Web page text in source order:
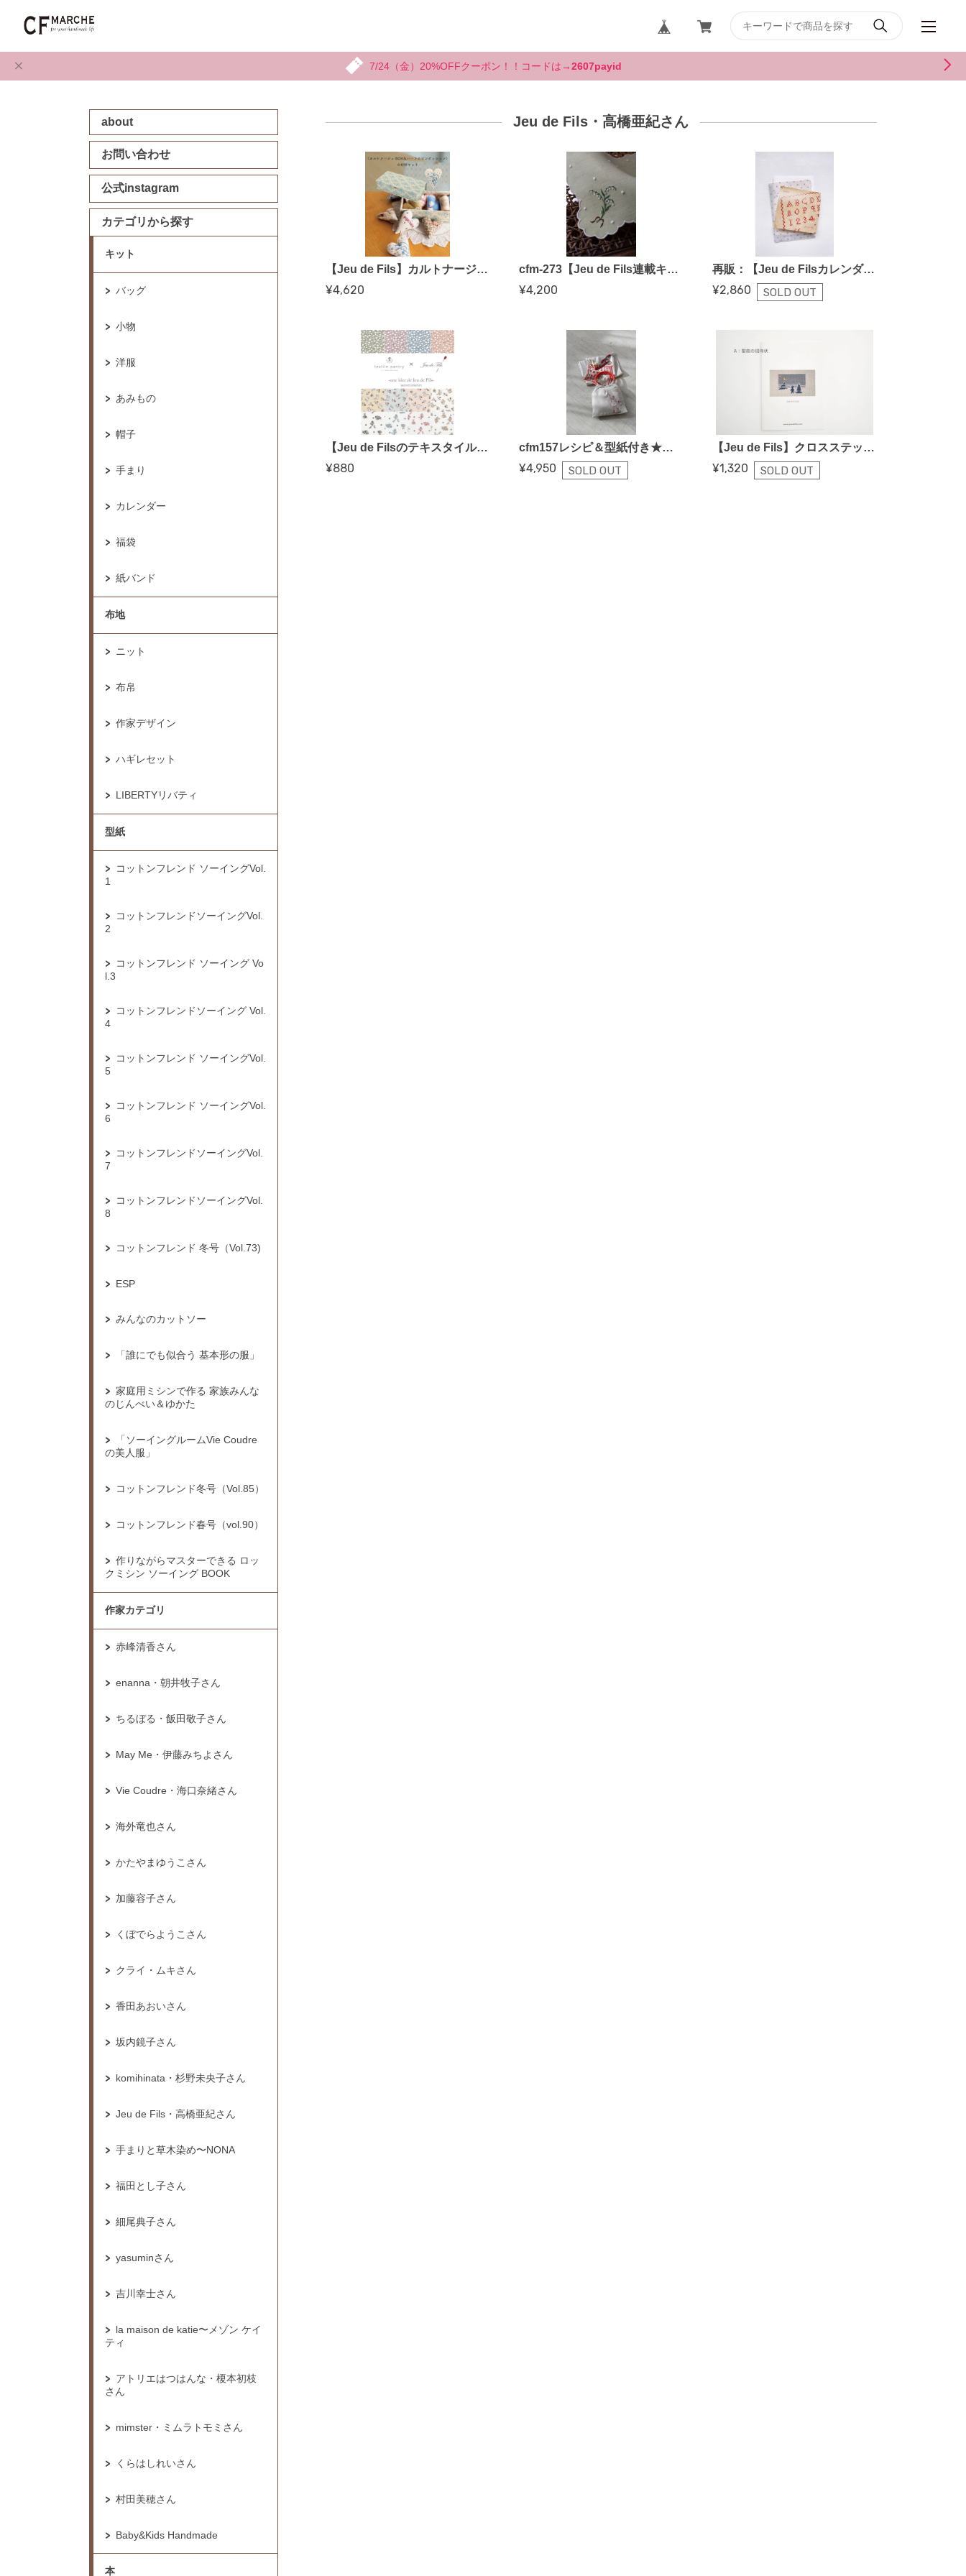
7/24（金）20%OFFクーポン！！コードは→2607payid
about
お問い合わせ
公式instagram
カテゴリから探す
キット
バッグ
小物
洋服
あみもの
帽子
手まり
カレンダー
福袋
紙バンド
布地
ニット
布帛
作家デザイン
ハギレセット
LIBERTYリバティ
型紙
コットンフレンド ソーイングVol.
1
コットンフレンドソーイングVol.
2
コットンフレンド ソーイング Vo
l.3
コットンフレンドソーイング Vol.
4
コットンフレンド ソーイングVol.
5
コットンフレンド ソーイングVol.
6
コットンフレンドソーイングVol.
7
コットンフレンドソーイングVol.
8
コットンフレンド 冬号（Vol.73)
ESP
みんなのカットソー
「誰にでも似合う 基本形の服」
家庭用ミシンで作る 家族みんな
のじんべい＆ゆかた
「ソーイングルームVie Coudre
の美人服」
コットンフレンド冬号（Vol.85）
コットンフレンド春号（vol.90）
作りながらマスターできる ロッ
クミシン ソーイング BOOK
作家カテゴリ
赤峰清香さん
enanna・朝井牧子さん
ちるぼる・飯田敬子さん
May Me・伊藤みちよさん
Vie Coudre・海口奈緒さん
海外竜也さん
かたやまゆうこさん
加藤容子さん
くぼでらようこさん
クライ・ムキさん
香田あおいさん
坂内鏡子さん
komihinata・杉野未央子さん
Jeu de Fils・高橋亜紀さん
手まりと草木染め〜NONA
福田とし子さん
細尾典子さん
yasuminさん
吉川幸士さん
la maison de katie〜メゾン ケイ
ティ
アトリエはつはんな・榎本初枝
さん
mimster・ミムラトモミさん
くらはしれいさん
村田美穂さん
Baby&Kids Handmade
本
Jeu de Fils・高橋亜紀さん
【Jeu de Fils】カルトナージュソーイングボックス＆ハートピンクッションの 材料セット】※コットンフレンド春号vol.90
¥4,620
cfm-273【Jeu de Fils連載キット／ハンカチ〜スズランが作れる材料キット コットンフレンド夏号 vol.83掲載】
¥4,200
再販：【Jeu de Filsカレンダー】2024年カレンダー＆刺しゅう図案セット
¥2,860 SOLD OUT
【Jeu de Filsのテキスタイル】2nd コレクション〈une idee de Jeu de Fils〉50cm~
¥880
cfm157レシピ＆型紙付き★【Jeu de Fils・春号連載〜刺しゅうレッスン帖「アップリケ刺しゅうのグラニーバッグ」】
¥4,950 SOLD OUT
【Jeu de Fils】クロスステッチチャート
¥1,320 SOLD OUT